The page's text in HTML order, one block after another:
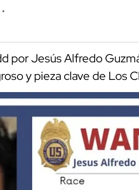
por Jesús Alfredo
y pieza clave de Los